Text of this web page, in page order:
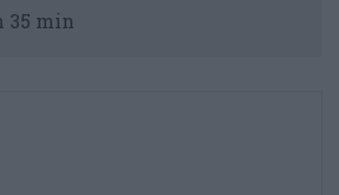
35 min